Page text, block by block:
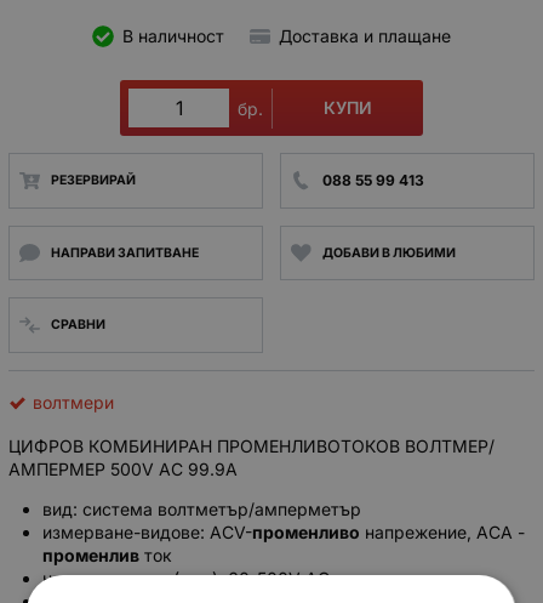
В наличност Доставка и плащане
бр. КУПИ
РЕЗЕРВИРАЙ 088 55 99 413
НАПРАВИ ЗАПИТВАНЕ ДОБАВИ В ЛЮБИМИ
СРАВНИ
волтмери
ЦИФРОВ КОМБИНИРАН ПРОМЕНЛИВОТОКОВ ВОЛТМЕР/
АМПЕРМЕР 500V AC 99.9A
вид: система волтметър/амперметър
измерване-видове: ACV-променливо напрежение, ACA -
променлив ток
напрежение вх (зах.): 60-500V AC